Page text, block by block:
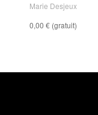
Marie Desjeux
0,00 € (gratuit)